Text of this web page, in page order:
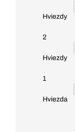
Hviezdy
2
Hviezdy
1
Hviezda